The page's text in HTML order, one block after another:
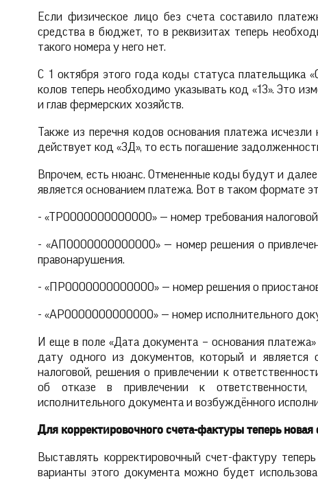
Если физическое лицо без счета составило
средства в бюджет, то в реквизитах теперь
такого номера у него нет.
С 1 октября этого года коды статуса плательщика
колов теперь необходимо указывать код «13». Это
и глав фермерских хозяйств.
Также из перечня кодов основания платежа
действует код «ЗД», то есть погашение
Впрочем, есть нюанс. Отмененные коды будут и
является основанием платежа. Вот в таком формате
- «ТР0000000000000» — номер требования налоговой
- «АП0000000000000» — номер решения о
правонарушения.
- «ПР0000000000000» — номер решения о
- «АР0000000000000» — номер исполнительного
И еще в поле «Дата документа – основания
дату одного из документов, который и является
налоговой, решения о привлечении к
об отказе в привлечении к
исполнительного документа и возбуждённого
Для корректировочного счета-фактуры теперь
Выставлять корректировочный счет-фактуру
варианты этого документа можно будет